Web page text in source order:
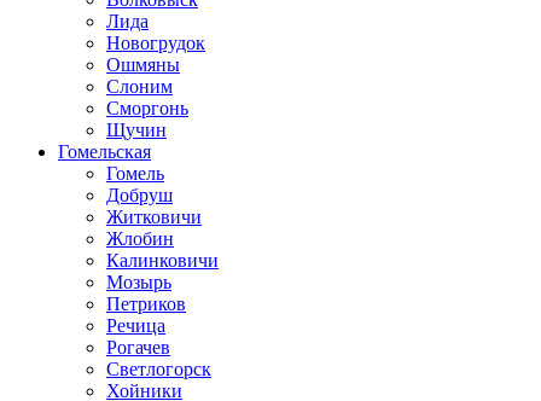
Лида
Новогрудок
Ошмяны
Слоним
Сморгонь
Щучин
Гомельская
Гомель
Добруш
Житковичи
Жлобин
Калинковичи
Мозырь
Петриков
Речица
Рогачев
Светлогорск
Хойники